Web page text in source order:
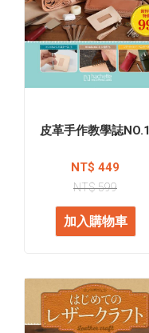
皮革手作教學誌NO.1
NT$ 449
NT$ 599
加入購物車